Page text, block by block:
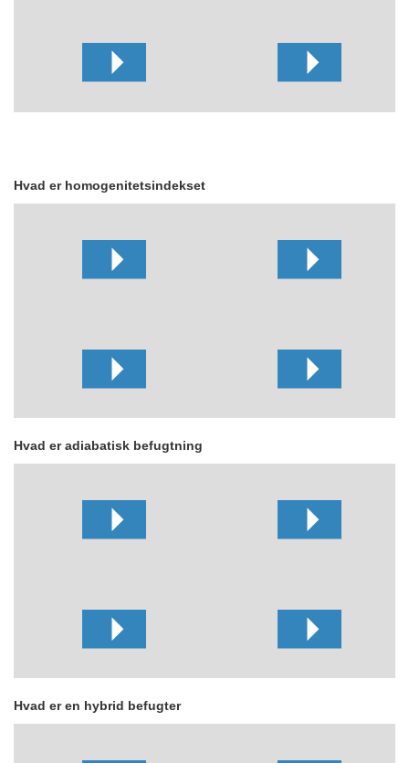
Hvad er homogenitetsindekset
Hvad er adiabatisk befugtning
Hvad er en hybrid befugter